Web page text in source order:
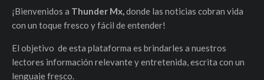
¡Bienvenidos a Thunder Mx,donde las noticias cobran vida
con un toque fresco y fácil de entender!
El objetivo de esta plataforma es brindarles a nuestros
lectores información relevante y entretenida, escrita con un
lenguaje fresco.